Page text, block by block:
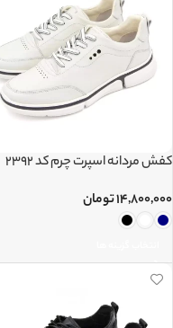
کفش مردانه اسپرت چرم کد 2392
۱۴,۸۰۰,۰۰۰تومان